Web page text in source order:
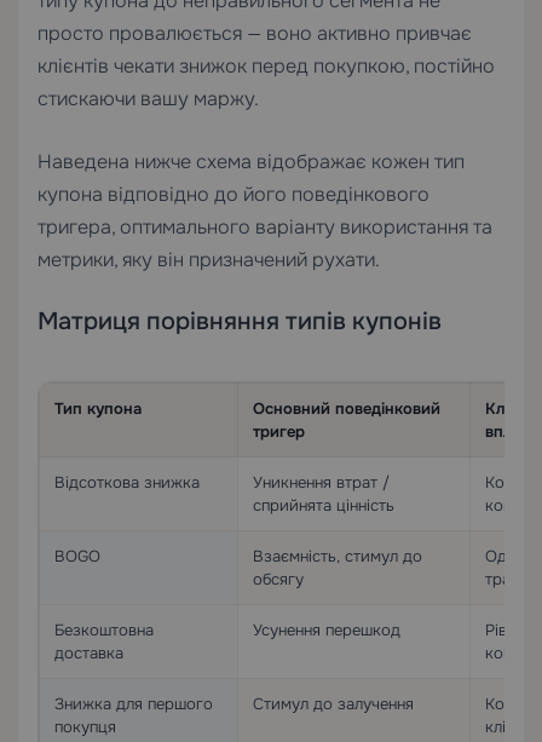
просто провалюється — воно активно привчає
клієнтів чекати знижок перед покупкою, постійно
стискаючи вашу маржу.
Наведена нижче схема відображає кожен тип
купона відповідно до його поведінкового
тригера, оптимального варіанту використання та
метрики, яку він призначений рухати.
Матриця порівняння типів купонів
Тип купона
Основний поведінковий
тригер
впливу
Відсоткова знижка
Уникнення втрат /
сприйнята цінність
BOGO
Взаємність, стимул до
обсягу
Безкоштовна
доставка
Усунення перешкод
Рівень
Знижка для першого
покупця
Стимул до залучення
клієнтів